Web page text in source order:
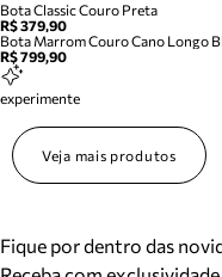
Bota Classic Couro Preta
R$ 379,90
Bota Marrom Couro Cano Longo
R$ 799,90
experimente
Veja mais produtos
Fique por dentro das